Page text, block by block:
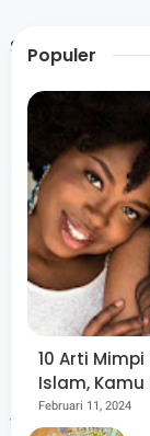
Saat kamu
pengertian dan
Orang baru
batasanmu,
Memahami dan
untuk saat ini.
Demikian 10
Islam yang
waspada. ***
Populer
10 Arti
Islam,
Februari 11, 2024